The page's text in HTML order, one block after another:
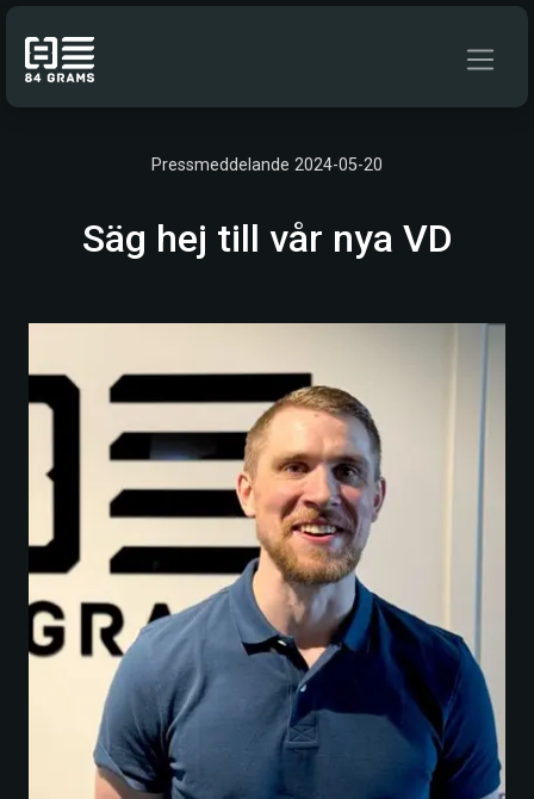
Hoppa till innehåll
Pressmeddelande 2024-05-20
Säg hej till vår nya VD